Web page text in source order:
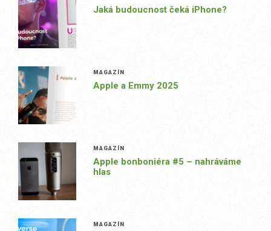
Jaká budoucnost čeká iPhone?
MAGAZÍN
Apple a Emmy 2025
MAGAZÍN
Apple bonboniéra #5 – nahráváme
hlas
MAGAZÍN